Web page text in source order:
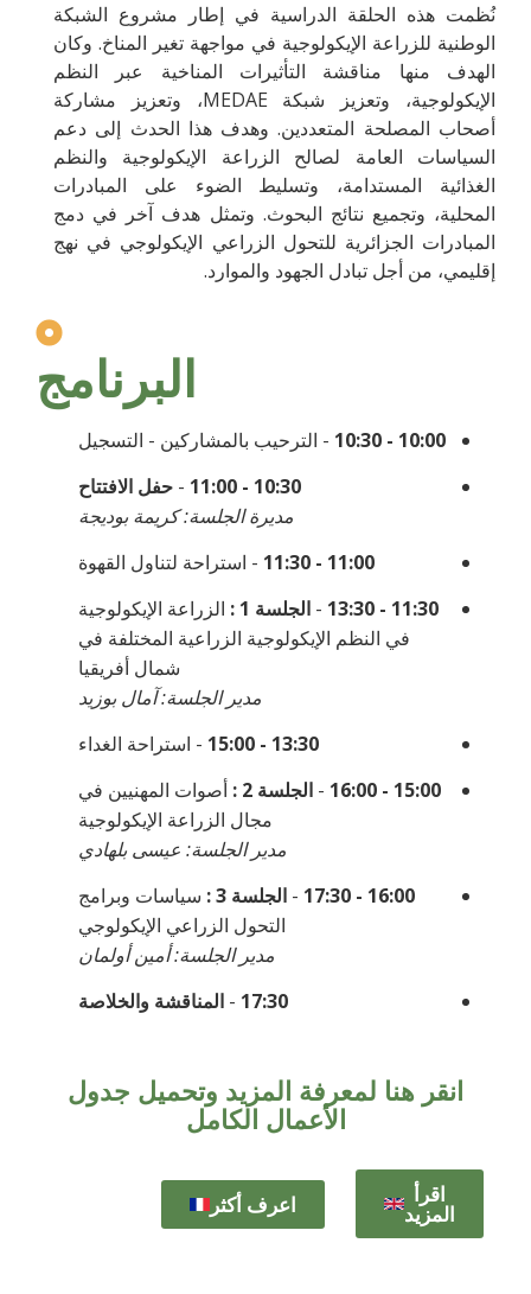
نُظمت هذه الحلقة الدراسية في إطار مشروع الشبكة
الوطنية للزراعة الإيكولوجية في مواجهة تغير المناخ. وكان
الهدف منها مناقشة التأثيرات المناخية عبر النظم
الإيكولوجية، وتعزيز شبكة MEDAE، وتعزيز مشاركة
أصحاب المصلحة المتعددين. وهدف هذا الحدث إلى دعم
السياسات العامة لصالح الزراعة الإيكولوجية والنظم
الغذائية المستدامة، وتسليط الضوء على المبادرات
المحلية، وتجميع نتائج البحوث. وتمثل هدف آخر في دمج
المبادرات الجزائرية للتحول الزراعي الإيكولوجي في نهج
إقليمي، من أجل تبادل الجهود والموارد.
البرنامج
10:00 - 10:30
- الترحيب بالمشاركين - التسجيل
10:30 - 11:00
- حفل الافتتاح
مديرة الجلسة: كريمة بوديجة
11:00 - 11:30
- استراحة لتناول القهوة
11:30 - 13:30
- الجلسة 1 :
الزراعة الإيكولوجية
في النظم الإيكولوجية الزراعية المختلفة في
شمال أفريقيا
مدير الجلسة: آمال بوزيد
13:30 - 15:00
- استراحة الغداء
15:00 - 16:00
- الجلسة 2 :
أصوات المهنيين في
مجال الزراعة الإيكولوجية
مدير الجلسة: عيسى بلهادي
16:00 - 17:30
- الجلسة 3 :
سياسات وبرامج
التحول الزراعي الإيكولوجي
مدير الجلسة: أمين أولمان
17:30
- المناقشة والخلاصة
انقر هنا لمعرفة المزيد وتحميل جدول
الأعمال الكامل
اقرأ
المزيد اعرف أكثر